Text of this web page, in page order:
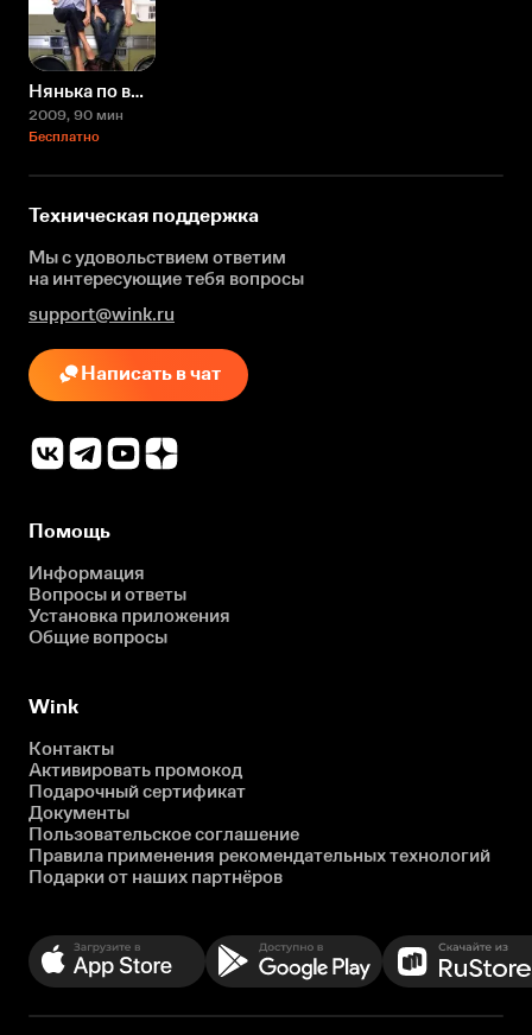
Нянька по вызову
2009, 90 мин
Бесплатно
Техническая поддержка
Мы с удовольствием ответим
на интересующиетебя вопросы
support@wink.ru
Написать в чат
Помощь
Информация
Вопросы и ответы
Установка приложения
Общие вопросы
Wink
Контакты
Активировать промокод
Подарочный сертификат
Документы
Пользовательское соглашение
Правила применения рекомендательных технологий
Подарки от наших партнёров